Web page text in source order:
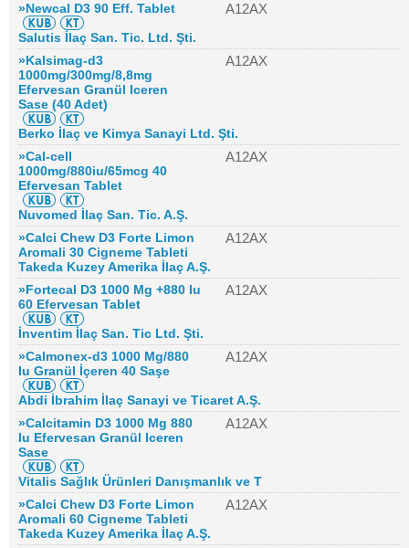
»Newcal D3 90 Eff. Tablet
A12AX
Salutis İlaç San. Tic. Ltd. Şti.
»Kalsimag-d3
1000mg/300mg/8,8mg
Efervesan Granül Iceren
Sase (40 Adet)
A12AX
Berko İlaç ve Kimya Sanayi Ltd. Şti.
»Cal-cell
1000mg/880iu/65mcg 40
Efervesan Tablet
A12AX
Nuvomed İlaç San. Tic. A.Ş.
»Calci Chew D3 Forte Limon
Aromali 30 Cigneme Tableti
A12AX
Takeda Kuzey Amerika İlaç A.Ş.
»Fortecal D3 1000 Mg +880 Iu
60 Efervesan Tablet
A12AX
İnventim İlaç San. Tic Ltd. Şti.
»Calmonex-d3 1000 Mg/880
Iu Granül İçeren 40 Saşe
A12AX
Abdi İbrahim İlaç Sanayi ve Ticaret A.Ş.
»Calcitamin D3 1000 Mg 880
Iu Efervesan Granül Iceren
Sase
A12AX
Vitalis Sağlık Ürünleri Danışmanlık ve T
»Calci Chew D3 Forte Limon
Aromali 60 Cigneme Tableti
A12AX
Takeda Kuzey Amerika İlaç A.Ş.